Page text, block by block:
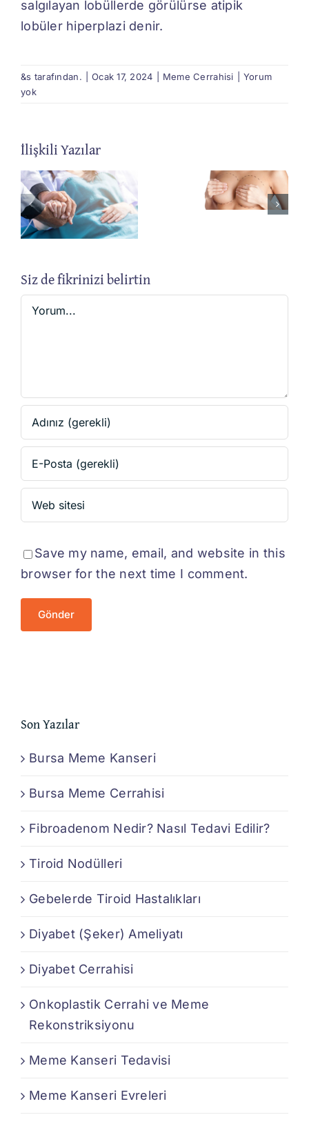
salgılayan lobüllerde görülürse atipik
lobüler hiperplazi denir.
&s tarafından. Ocak 17, 2024 Meme Cerrahisi
Yorum
yok
İlişkili Yazılar
Bursa
Meme
Cerrahisi
Nedir?
Nasıl
Siz de fikrinizi belirtin
Yorum
Save my name, email, and website in this
browser for the next time I comment.
Son Yazılar
Bursa Meme Kanseri
Bursa Meme Cerrahisi
Fibroadenom Nedir? Nasıl Tedavi Edilir?
Tiroid Nodülleri
Gebelerde Tiroid Hastalıkları
Diyabet (Şeker) Ameliyatı
Diyabet Cerrahisi
Onkoplastik Cerrahi ve Meme
Rekonstriksiyonu
Meme Kanseri Tedavisi
Meme Kanseri Evreleri